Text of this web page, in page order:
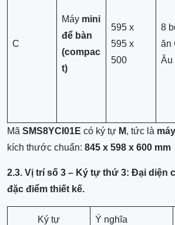
C
Máy mini
để bàn
(compac
t)
595 x
595 x
500
8
ăn
Âu
Mã SMS8YCI01E có ký tự M, tức là
kích thước chuẩn: 845 x 598 x 600 mm
2.3. Vị trí số 3 – Ký tự thứ 3: Đại diện
đặc điểm thiết kế.
Ký tự Ý nghĩa